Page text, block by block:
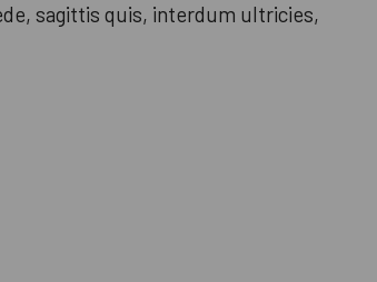
sagittis quis, interdum ultricies,